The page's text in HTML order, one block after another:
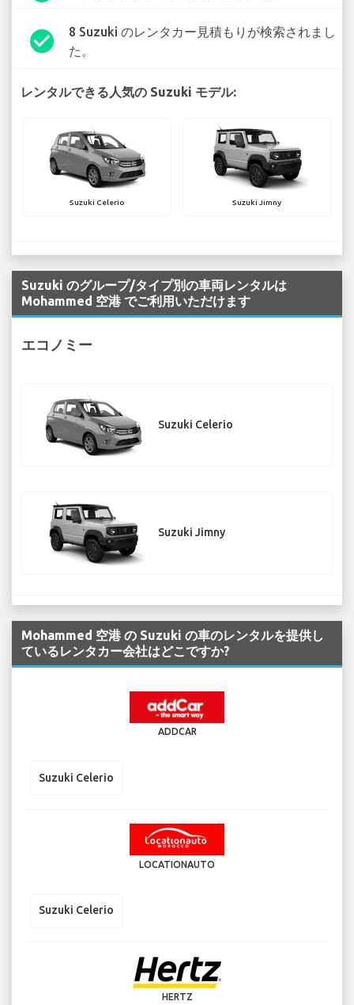
check_circle
8 Suzuki のレンタカー見積もりが検索されまし
た。
レンタルできる人気の Suzuki モデル:
Suzuki Celerio Suzuki Jimny
Suzuki のグループ/タイプ別の車両レンタルは
Mohammed 空港 でご利用いただけます
エコノミー
Suzuki Celerio
Suzuki Jimny
Mohammed 空港 の Suzuki の車のレンタルを提供し
ているレンタカー会社はどこですか?
ADDCAR
Suzuki Celerio
LOCATIONAUTO
Suzuki Celerio
HERTZ